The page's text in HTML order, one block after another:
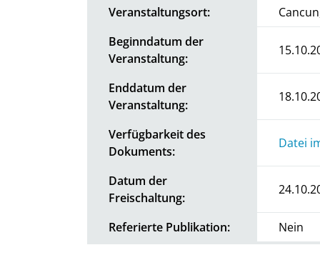
Veranstaltungsort:
Beginndatum der
Veranstaltung:
Enddatum der
Veranstaltung:
Verfügbarkeit des
Dokuments:
Datei
Datum der
Freischaltung:
Referierte Publikation: Nein